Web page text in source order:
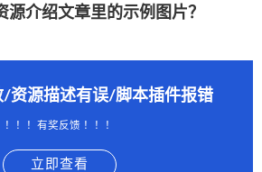
源介绍文章里的示例图片？
/资源描述有误/脚本插件报错
！！！有奖反馈 ！！！
立即查看